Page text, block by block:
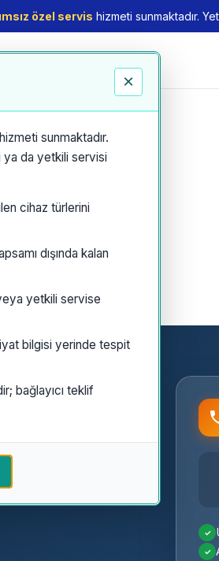
özel servis hizmeti sunmaktadır.
×
sunmaktadır.
ya da yetkili servisi
cihaz türlerini
dışında kalan
yetkili servise
bilgisi yerinde tespit
bağlayıcı teklif